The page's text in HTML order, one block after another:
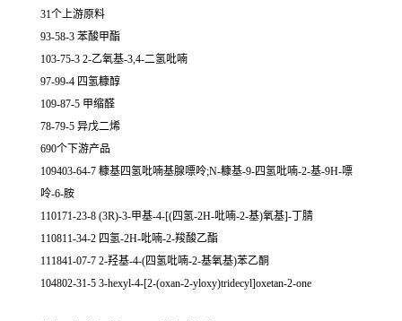
31个上游原料
93-58-3 苯酸甲酯
103-75-3 2-乙氧基-3,4-二氢吡喃
97-99-4 四氢糠醇
109-87-5 甲缩醛
78-79-5 异戊二烯
690个下游产品
109403-64-7 糠基四氢吡喃基腺嘌呤;N-糠基-9-四氢吡喃-2-基-9H-嘌
呤-6-胺
110171-23-8 (3R)-3-甲基-4-[(四氢-2H-吡喃-2-基)氧基]-丁腈
110811-34-2 四氢-2H-吡喃-2-羧酸乙酯
111841-07-7 2-羟基-4-(四氢吡喃-2-基氧基)苯乙酮
104802-31-5 3-hexyl-4-[2-(oxan-2-yloxy)tridecyl]oxetan-2-one